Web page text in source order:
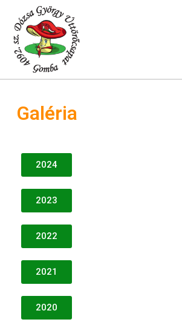
Galéria
2024
2023
2022
2021
2020